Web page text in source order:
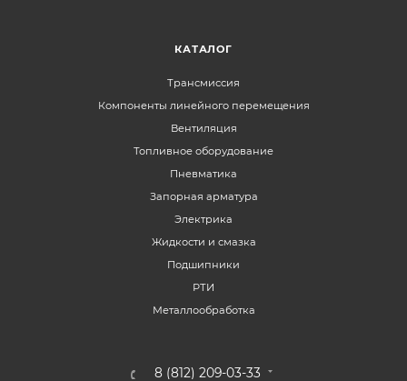
КАТАЛОГ
Трансмиссия
Компоненты линейного перемещения
Вентиляция
Топливное оборудование
Пневматика
Запорная арматура
Электрика
Жидкости и смазка
Подшипники
РТИ
Металлообработка
8 (812) 209-03-33